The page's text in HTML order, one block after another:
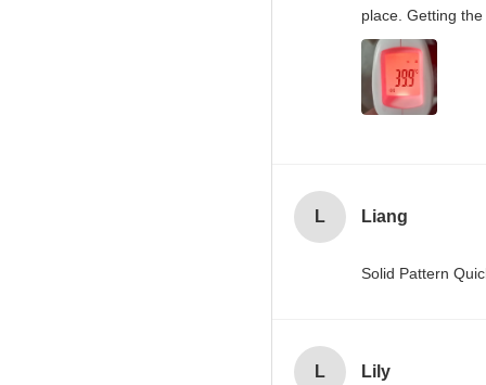
place. Getting
L Liang
Solid Pattern
L Lily